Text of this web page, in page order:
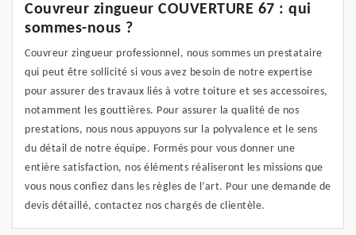
Couvreur zingueur COUVERTURE 67 : qui
sommes-nous ?
Couvreur zingueur professionnel, nous sommes un prestataire
qui peut être sollicité si vous avez besoin de notre expertise
pour assurer des travaux liés à votre toiture et ses accessoires,
notamment les gouttières. Pour assurer la qualité de nos
prestations, nous nous appuyons sur la polyvalence et le sens
du détail de notre équipe. Formés pour vous donner une
entière satisfaction, nos éléments réaliseront les missions que
vous nous confiez dans les règles de l’art. Pour une demande de
devis détaillé, contactez nos chargés de clientèle.